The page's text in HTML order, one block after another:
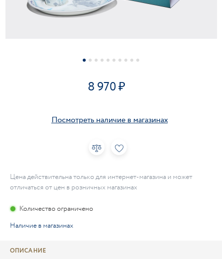
8 970
Посмотреть наличие в магазинах
Цена действительна только для интернет-магазина и может
отличаться от цен в розничных магазинах
Количество ограничено
Наличие в магазинах
ОПИСАНИЕ